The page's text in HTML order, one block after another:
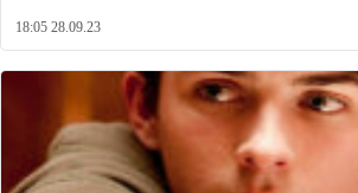
18:05 28.09.23